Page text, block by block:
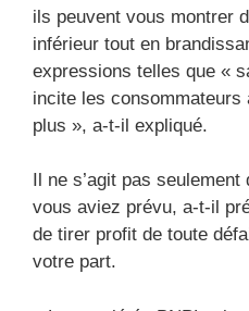
ils peuvent vous montrer
inférieur tout en
expressions telles que «
incite les consommateurs
plus », a-t-il expliqué.
Il ne s’agit pas
vous aviez prévu, a-t-il
de tirer profit de toute
votre part.